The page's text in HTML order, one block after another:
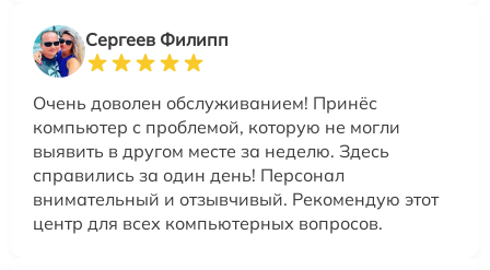
Сергеев Филипп
Очень доволен обслуживанием! Принёс
компьютер с проблемой, которую не могли
выявить в другом месте за неделю. Здесь
справились за один день! Персонал
внимательный и отзывчивый. Рекомендую этот
центр для всех компьютерных вопросов.